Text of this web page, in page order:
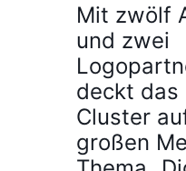
Mit zwölf
und zwei
deckt
Cluster
großen